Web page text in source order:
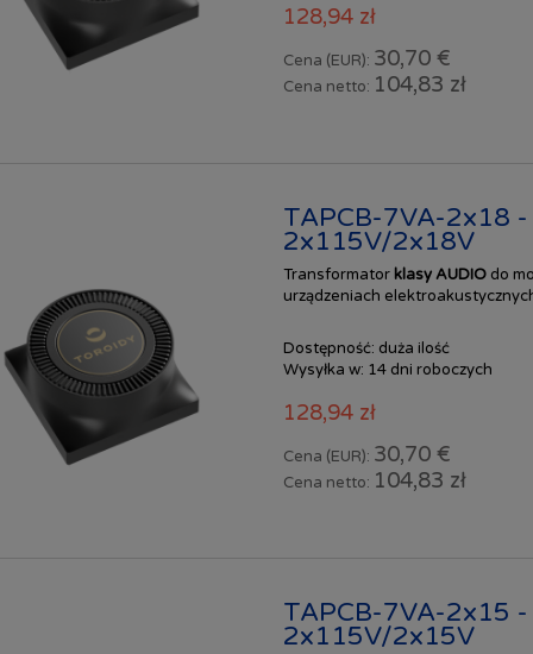
128,94 zł
Cena (EUR): 30,70 €
Cena netto: 104,83 zł
TAPCB-7VA-2x18
2x115V/2x18V
Transformator klasy AUDIO do
urządzeniach
Dostępność: duża ilość
Wysyłka w: 14 dni roboczych
128,94 zł
Cena (EUR): 30,70 €
Cena netto: 104,83 zł
TAPCB-7VA-2x15
2x115V/2x15V